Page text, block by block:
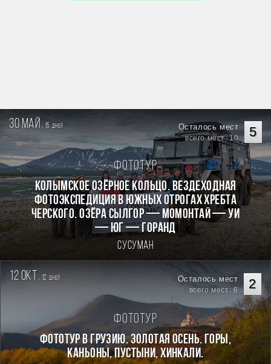
30 май.15 дней 5
Осталось мест
всего мест: 10
Фототур
КОЛЫМСКОЕ ОЗЁРНОЕ КОЛЬЦО. Вездеходная
фотоэкспедиция в южных отрогах хребта
Черского. Озёра Сылгор — Момонтай — Уи
— Юг — Горанд
Сусуман
12 окт. 12 дней 2
Осталось мест
всего мест: 6
Фототур
Фототур в Грузию. Золотая осень. Горы,
каньоны, пустыни, хинкали.